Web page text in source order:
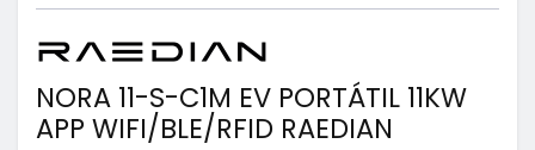
NORA 11-S-C1M EV PORTÁTIL 11KW
APP WIFI/BLE/RFID RAEDIAN